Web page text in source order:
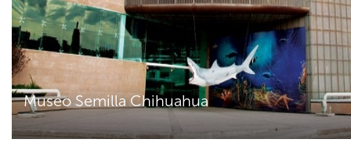
Museo Semilla Chihuahua